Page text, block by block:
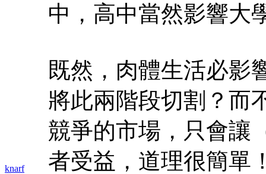
knarf
中，高中當然影響大
既然，肉體生活必影
將此兩階段切割？而
競爭的市場，只會讓
者受益，道理很簡單